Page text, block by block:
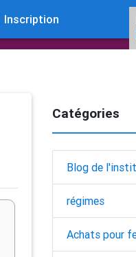
Inscription
Catégories
Blog de
régimes
Achats pour